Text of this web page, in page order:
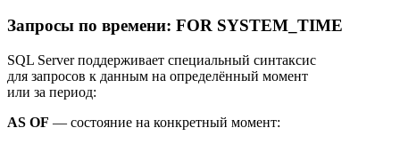
Запросы по времени: FOR SYSTEM_TIME
SQL Server поддерживает специальный синтаксис
для запросов к данным на определённый момент
или за период:
AS OF — состояние на конкретный момент: